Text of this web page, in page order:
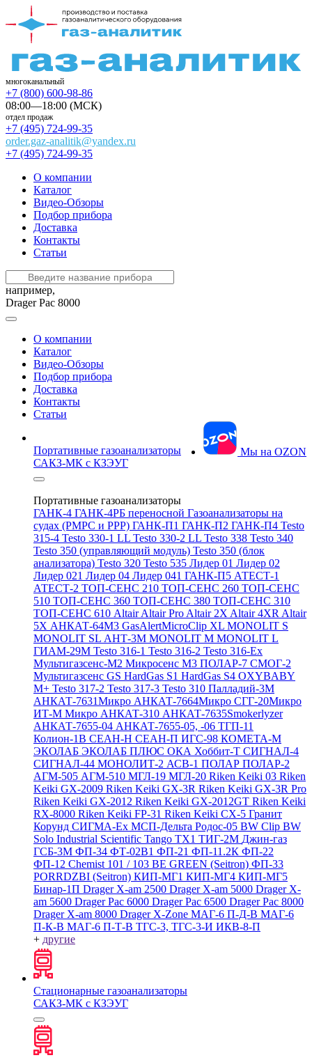
многоканальный
+7 (800) 600-98-86
08:00—18:00 (МСК)
отдел продаж
+7 (495) 724-99-35
order.gaz-analitik@yandex.ru
+7 (495) 724-99-35
О компании
Каталог
Видео-Обзоры
Подбор прибора
Доставка
Контакты
Статьи
например,
Drager Pac 8000
О компании
Каталог
Видео-Обзоры
Подбор прибора
Доставка
Контакты
Статьи
Мы на OZON
Портативные газоанализаторы
САКЗ-МК с КЗЭУГ
Портативные газоанализаторы
ГАНК-4 ГАНК-4РБ переносной Газоанализаторы на
судах (РМРС и РРР) ГАНК-П1 ГАНК-П2 ГАНК-П4 Testo
315-4 Testo 330-1 LL Testo 330-2 LL Testo 338 Testo 340
Testo 350 (управляющий модуль) Testo 350 (блок
анализатора) Testo 320 Testo 535 Лидер 01 Лидер 02
Лидер 021 Лидер 04 Лидер 041 ГАНК-П5 АТЕСТ-1
АТЕСТ-2 ТОП-СЕНС 210 ТОП-СЕНС 260 ТОП-СЕНС
510 ТОП-СЕНС 360 ТОП-СЕНС 380 ТОП-СЕНС 310
ТОП-СЕНС 610 AltairAltair Pro Altair 2X Altair 4XR Altair
5X АНКАТ-64М3 GasAlertMicroClip XL MONOLIT S
MONOLIT SL АНТ-3М MONOLIT M MONOLIT L
ГИАМ-29М Testo 316-1 Testo 316-2 Testo 316-Ex
Мультигазсенс-М2 Микросенс М3 ПОЛАР-7 СМОГ-2
Мультигазсенс GS HardGas S1 HardGas S4 OXYBABY
M+ Testo 317-2 Testo 317-3 Testo 310 Палладий-3М
АНКАТ-7631Микро АНКАТ-7664Микро СГГ-20Микро
ИТ-М Микро АНКАТ-310 АНКАТ-7635Smokerlyzer
АНКАТ-7655-04 АНКАТ-7655-05, -06 ТГП-11
Колион-1В СЕАН-Н СЕАН-П ИГС-98 КОМЕТА-М
ЭКОЛАБ ЭКОЛАБ ПЛЮС ОКА Хоббит-Т СИГНАЛ-4
СИГНАЛ-44 МОНОЛИТ-2 АСВ-1 ПОЛАР ПОЛАР-2
АГМ-505 АГМ-510 МГЛ-19 МГЛ-20 Riken Keiki 03 Riken
Keiki GX-2009 Riken Keiki GX-3R Riken Keiki GX-3R Pro
Riken Keiki GX-2012 Riken Keiki GX-2012GT Riken Keiki
RX-8000 Riken Keiki FP-31 Riken Keiki CX-5 Гранит
Корунд СИГМА-Ех МСП-Дельта Родос-05 BW Clip BW
Solo Industrial Scientific Tango TX1 ТИГ-2М Джин-газ
ГСБ-3М ФП-34 ФТ-02В1 ФП-21 ФП-11.2К ФП-22
ФП-12 Chemist 101 / 103 BE GREEN (Seitron) ФП-33
PORRDZBI (Seitron) КИП-МГ1 КИП-МГ4 КИП-МГ5
Бинар-1П Drager X-am 2500 Drager X-am 5000 Drager X-
am 5600 Drager Pac 6000 Drager Pac 6500 Drager Pac 8000
Drager X-am 8000 Drager X-Zone МАГ-6 П-Д-В МАГ-6
П-К-В МАГ-6 П-Т-В ТГС-3, ТГС-3-И ИКВ-8-П
+ другие
Стационарные газоанализаторы
САКЗ-МК с КЗЭУГ